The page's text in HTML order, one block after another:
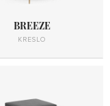
BREEZE
KRESLO